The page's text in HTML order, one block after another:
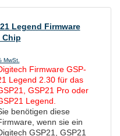
Legend Firmware
Chip
MwSt.
Firmware GSP-
Legend 2.30 für das
GSP21 Pro oder
Legend.
benötigen diese
wenn sie ein
GSP21, GSP21